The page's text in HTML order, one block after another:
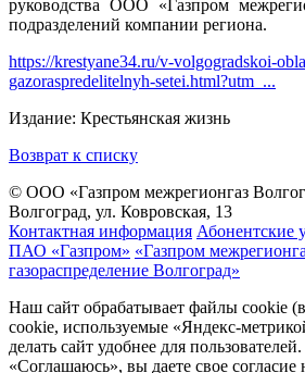
руководства ООО «Газпром
подразделений компании региона.
https://krestyane34.ru/v-volgogradskoi-
gazoraspredelitelnyh-setei.html?utm_...
Издание: Крестьянская жизнь
Возврат к списку
© ООО «Газпром межрегионгаз
Волгоград, ул. Ковровская, 13
Контактная информация Абонентские
ПАО «Газпром» «Газпром
газораспределение Волгоград»
Наш сайт обрабатывает файлы cookie
cookie, используемые «Яндекс-
делать сайт удобнее для
«Соглашаюсь», вы даете свое согласие